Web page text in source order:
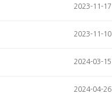
2023-11-17
2023-11-10
2024-03-15
2024-04-26